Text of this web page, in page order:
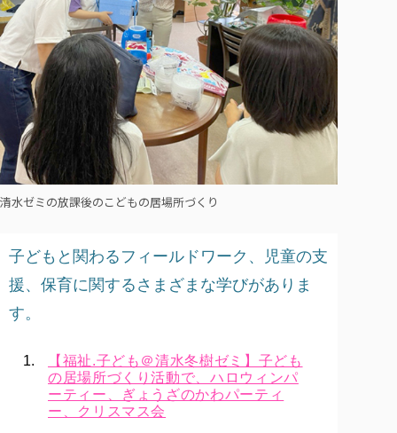
清水ゼミの放課後のこどもの居場所づくり
子どもと関わるフィールドワーク、児童の支
援、保育に関するさまざまな学びがありま
す。
【福祉.子ども＠清水冬樹ゼミ】子ども
の居場所づくり活動で、ハロウィンパ
ーティー、ぎょうざのかわパーティ
ー、クリスマス会